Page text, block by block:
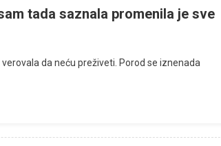
tada saznala promenila je sve
da neću preživeti. Porod se iznenada